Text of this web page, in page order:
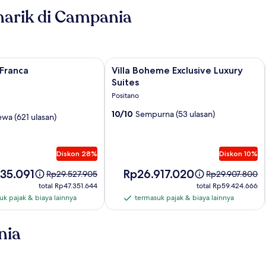
di Campania
(621 ulasan)
Diskon 28%
Harga
sebelumnya
Rp29.527.905,
lihat
Rp29.527.905
total
Rp47.351.644
total Rp47.351.644
pajak & biaya lainnya
Galeri
foto
Villa
Exclusive
Villa Boheme Exclusive Luxury
Suites
Positano
10/10 Sempurna (53 ulasan)
Diskon 10%
Harga
Rp26.917.020
Rp26.917.020
Harga
sebelumnya
Rp29.907.800,
Rp29.907.800
total
Rp59.424.666
total Rp59.424.666
termasuk
termasuk pajak & biaya lainnya
Villa Boheme Exclusive Luxury Suites